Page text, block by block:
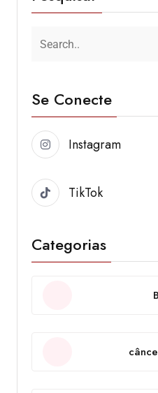
Se Conecte
Instagram
TikTok
Categorias